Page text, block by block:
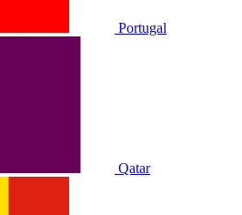
Portugal
Qatar